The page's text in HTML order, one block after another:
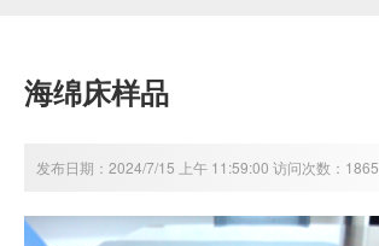
海绵床样品
发布日期：2024/7/15 上午 11:59:00 访问次数：1865